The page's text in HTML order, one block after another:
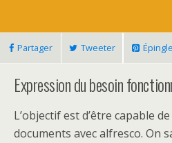
Partager Tweeter
Expression du besoin
L’objectif est d’être capable
documents avec alfresco. On